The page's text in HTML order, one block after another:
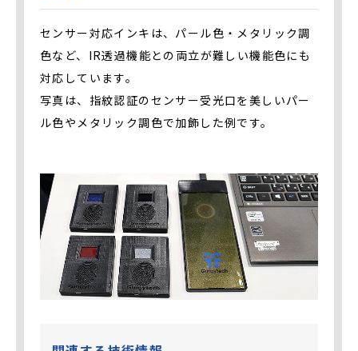
センサー対応インキは、パール色・メタリック調
色など、IR透過機能との両立が難しい機能色にも
対応しています。
写真は、指紋認証のセンサー受光口を美しいパー
ル色やメタリック調色で加飾した例です。